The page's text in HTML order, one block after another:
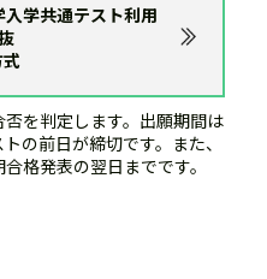
学共通テスト利用
式
を判定します。出願期間は
の前日が締切です。また、
格発表の翌日までです。